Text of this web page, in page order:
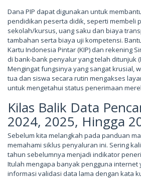
Dana PIP dapat digunakan untuk
pendidikan peserta didik, seperti membeli
sekolah/kursus, uang saku dan biaya
tambahan serta biaya uji kompetensi.
Kartu Indonesia Pintar (KIP) dan rekening
di bank-bank penyalur yang telah ditunjuk
Mengingat fungsinya yang sangat krusial,
tua dan siswa secara rutin mengakses
untuk mengetahui status penerimaan
Kilas Balik Data
2024, 2025, Hingga
Sebelum kita melangkah pada panduan
memahami siklus penyaluran ini. Sering
tahun sebelumnya menjadi indikator
Itulah mengapa banyak pengguna internet
informasi validasi data lama dengan kata